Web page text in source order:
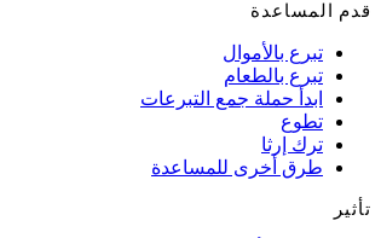
قدم المساعدة
تبرع بالأموال
تبرع بالطعام
ابدأ حملة جمع التبرعات
تطوع
ترك إرثا
طرق أخرى للمساعدة
تأثير